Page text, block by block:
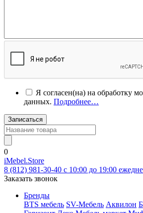
Я согласен(на) на обработку
данных. Подробнее…
Записаться
0
iMebel.Store
8 (812) 981-30-40 c 10:00 до 19:00
Заказать звонок
Бренды
BTS мебель SV-Мебель Аквилон